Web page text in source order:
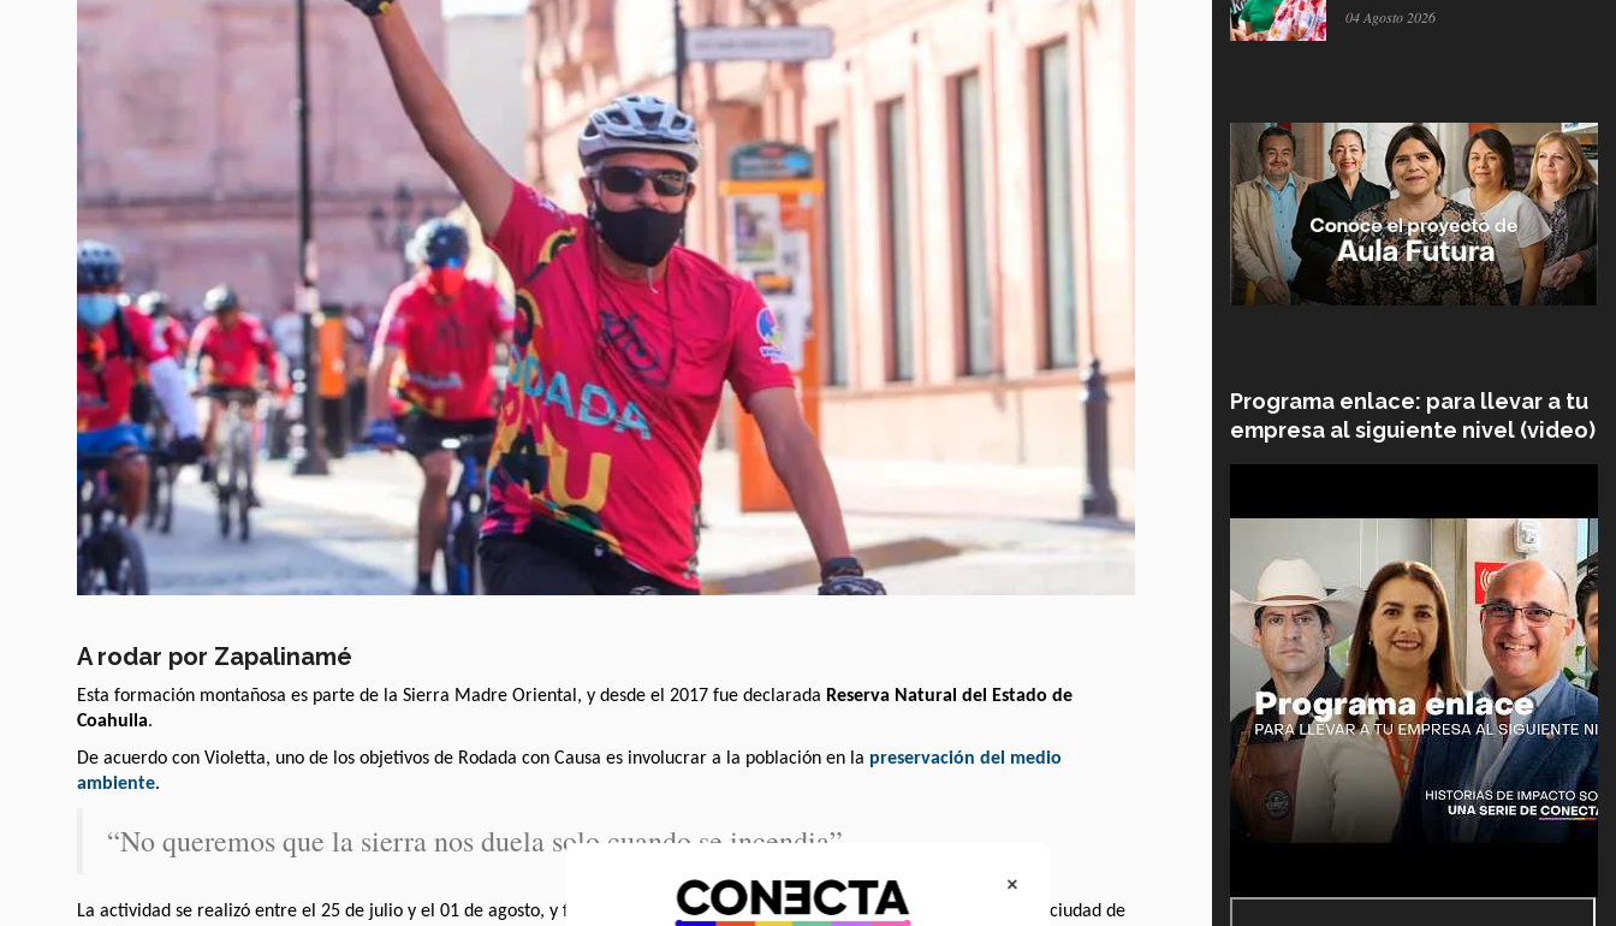
A rodar por Zapalinamé
Esta formación montañosa es parte de la Sierra Madre Oriental, y desde el 2017 fue declarada Reserva Natural del Estado de
Coahuila.
De acuerdo con Violetta, uno de los objetivos de Rodada con Causa es involucrar a la población en la preservación del medio
ambiente.
“No queremos que la sierra nos duela solo cuando se incendia”.
La actividad se realizó entre el 25 de julio y el 01 de agosto, y formó parte de las celebraciones por el444 aniversario
de la ciudad de
04 Agosto 2026
Programa enlace: para llevar a tu
empresa al siguiente nivel (video)
×